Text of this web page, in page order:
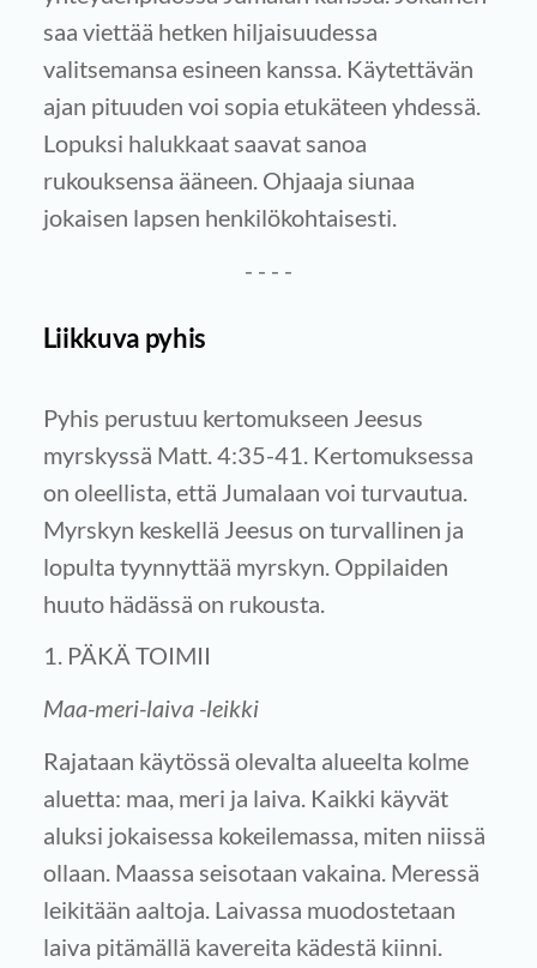
saa viettää hetken hiljaisuudessa
valitsemansa esineen kanssa. Käytettävän
ajan pituuden voi sopia etukäteen yhdessä.
Lopuksi halukkaat saavat sanoa
rukouksensa ääneen. Ohjaaja siunaa
jokaisen lapsen henkilökohtaisesti.
- - - -
Liikkuva pyhis
Pyhis perustuu kertomukseen Jeesus
myrskyssä Matt. 4:35-41. Kertomuksessa
on oleellista, että Jumalaan voi turvautua.
Myrskyn keskellä Jeesus on turvallinen ja
lopulta tyynnyttää myrskyn. Oppilaiden
huuto hädässä on rukousta.
1. PÄKÄ TOIMII
Maa-meri-laiva -leikki
Rajataan käytössä olevalta alueelta kolme
aluetta: maa, meri ja laiva. Kaikki käyvät
aluksi jokaisessa kokeilemassa, miten niissä
ollaan. Maassa seisotaan vakaina. Meressä
leikitään aaltoja. Laivassa muodostetaan
laiva pitämällä kavereita kädestä kiinni.